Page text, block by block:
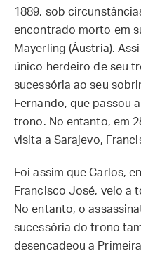
1889, sob
encontrado morto em
Mayerling (Áustria).
único herdeiro de seu
sucessória ao seu
Fernando, que passou
trono. No entanto, em
visita a Sarajevo,
Foi assim que Carlos,
Francisco José, veio a
No entanto, o
sucessória do trono
desencadeou a